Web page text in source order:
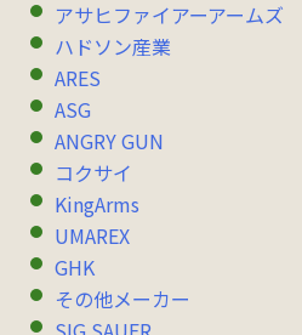
アサヒファイアーアームズ
ハドソン産業
ARES
ASG
ANGRY GUN
コクサイ
KingArms
UMAREX
GHK
その他メーカー